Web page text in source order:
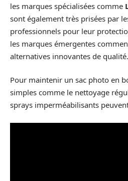
les marques spécialisées comme
sont également très prisées par
professionnels pour leur
les marques émergentes
alternatives innovantes de qualité.
Pour maintenir un sac photo en
simples comme le nettoyage
sprays imperméabilisants